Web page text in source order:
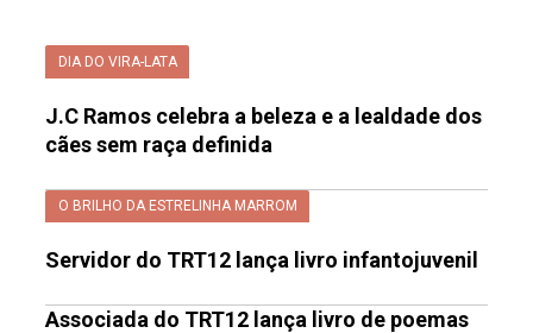
DIA DO VIRA-LATA
J.C Ramos celebra a beleza e a lealdade dos
cães sem raça definida
O BRILHO DA ESTRELINHA MARROM
Servidor do TRT12 lança livro infantojuvenil
Associada do TRT12 lança livro de poemas